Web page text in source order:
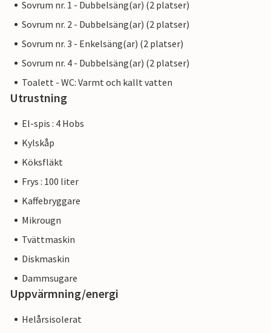
Sovrum nr. 1 - Dubbelsäng(ar) (2 platser)
Sovrum nr. 2 - Dubbelsäng(ar) (2 platser)
Sovrum nr. 3 - Enkelsäng(ar) (2 platser)
Sovrum nr. 4 - Dubbelsäng(ar) (2 platser)
Toalett - WC: Varmt och kallt vatten
Utrustning
El-spis : 4 Hobs
Kylskåp
Köksfläkt
Frys : 100 liter
Kaffebryggare
Mikrougn
Tvättmaskin
Diskmaskin
Dammsugare
Uppvärmning/energi
Helårsisolerat